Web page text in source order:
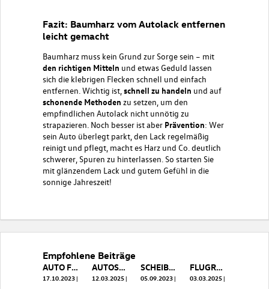
Fazit: Baumharz vom Autolack entfernen
leicht gemacht
Baumharz muss kein Grund zur Sorge sein – mit
den richtigen Mitteln und etwas Geduld lassen
sich die klebrigen Flecken schnell und einfach
entfernen. Wichtig ist,schnell zu handeln und auf
schonende Methoden zu setzen, um den
empfindlichen Autolack nicht unnötig zu
strapazieren. Noch besser ist aber Prävention: Wer
sein Auto überlegt parkt, den Lack regelmäßig
reinigt und pflegt, macht es Harz und Co. deutlich
schwerer, Spuren zu hinterlassen. So starten Sie
mit glänzendem Lack und gutem Gefühl in die
sonnige Jahreszeit!
Empfohlene Beiträge
AUTO FOLIEREN: VOR- UND NACHTEILE
17.10.2023
AUTOSCHEIBEN VERSIEGELN - LOHNT SICH DAS?
12.03.2025
SCHEIBENWISCHER RICHTIG REINIGEN
05.09.2023
FLUGROST VOM AUTO ENTFERNEN: EFFEKTIVE METHODEN FÜR EIN MAKELLOSES AUTO
03.03.2025